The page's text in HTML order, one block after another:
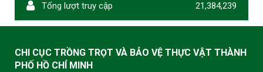
Tổng lượt truy cập 21,384,239
CHI CỤC TRỒNG TRỌT VÀ BẢO VỆ THỰC VẬT THÀNH
PHỐ HỒ CHÍ MINH